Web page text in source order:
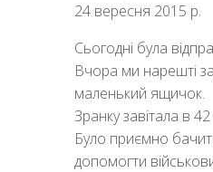
24 вересня 2015 р.
Сьогодні була
Вчора ми нарешті
маленький ящичок.
Зранку завітала в
Було приємно
допомогти